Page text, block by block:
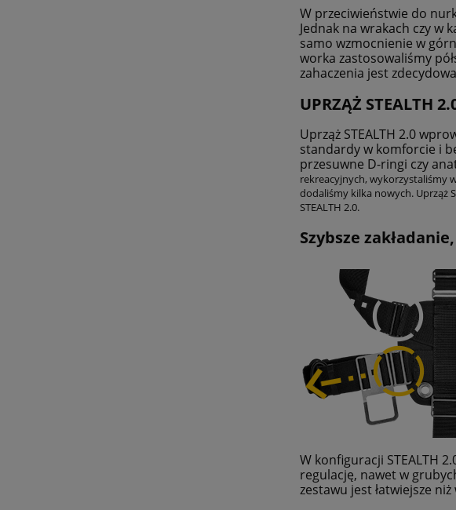
W przeciwieństwie do
Jednak na wrakach czy w
samo wzmocnienie w
worka zastosowaliśmy
zahaczenia jest
UPRZĄŻ STEALTH
Uprząż STEALTH 2.0
standardy w komforcie i
przesuwne D-ringi czy
rekreacyjnych, wykorzystaliśmy
dodaliśmy kilka nowych. Uprząż
STEALTH 2.0.
Szybsze
W konfiguracji STEALTH
regulację, nawet w
zestawu jest łatwiejsze